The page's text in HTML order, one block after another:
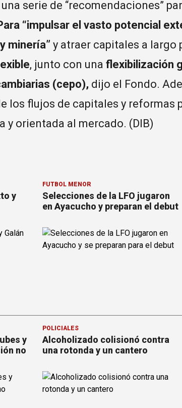
serie de “recomendaciones”
“impulsar el vasto potencial
minería” y atraer capitales a largo
, junto con una flexibilización
(cepo), dijo el Fondo.
los flujos de capitales y reformas
y orientada al mercado. (DIB)
y
FÚTBOL MENOR
Selecciones de la LFO jugaron
en Ayacucho y preparan el debut
y
no
POLICIALES
Alcoholizado colisionó contra
una rotonda y un cantero